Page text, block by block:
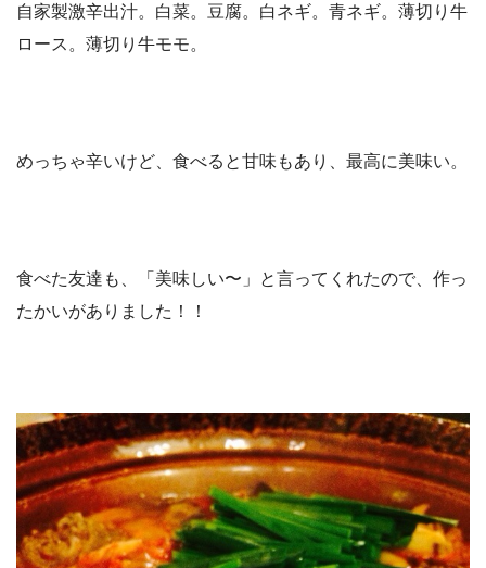
自家製激辛出汁。白菜。豆腐。白ネギ。青ネギ。薄切り牛
ロース。薄切り牛モモ。
めっちゃ辛いけど、食べると甘味もあり、最高に美味い。
食べた友達も、「美味しい〜」と言ってくれたので、作っ
たかいがありました！！